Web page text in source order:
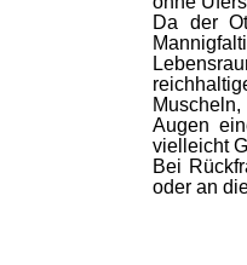
Da der
Augen
vielleicht
Bei
oder an